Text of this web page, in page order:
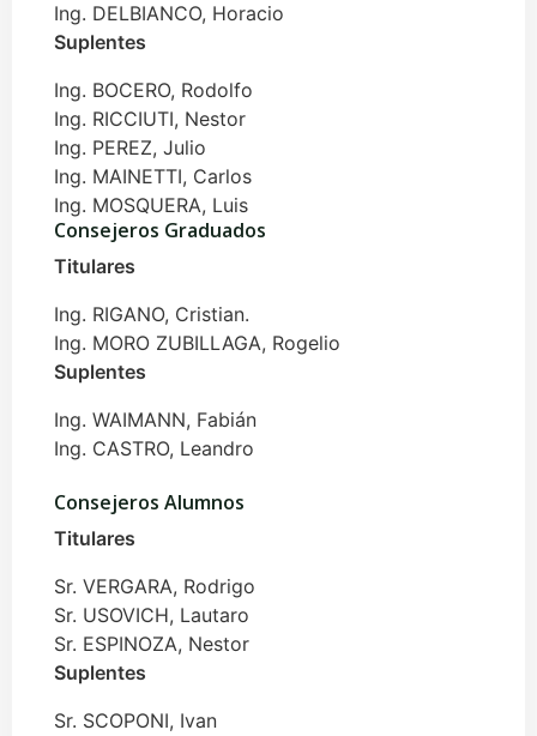
Ing. DELBIANCO, Horacio
Suplentes
Ing. BOCERO, Rodolfo
Ing. RICCIUTI, Nestor
Ing. PEREZ, Julio
Ing. MAINETTI, Carlos
Ing. MOSQUERA, Luis
Consejeros Graduados
Titulares
Ing. RIGANO, Cristian.
Ing. MORO ZUBILLAGA, Rogelio
Suplentes
Ing. WAIMANN, Fabián
Ing. CASTRO, Leandro
Consejeros Alumnos
Titulares
Sr. VERGARA, Rodrigo
Sr. USOVICH, Lautaro
Sr. ESPINOZA, Nestor
Suplentes
Sr. SCOPONI, Ivan